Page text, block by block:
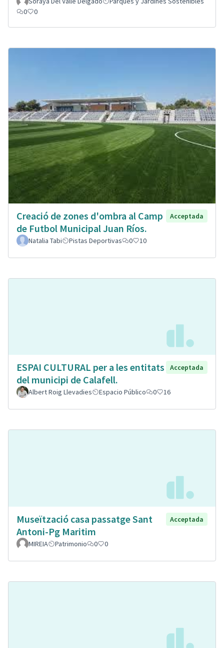
0
0
Creació de zones d'ombra al Camp
de Futbol Municipal Juan Ríos.
Acceptada
Natalia Tabi Pistas Deportivas 0 10
ESPAI CULTURAL per a les entitats
del municipi de Calafell.
Acceptada
Albert Roig Llevadies Espacio Público 0 16
Museïtzació casa passatge Sant
Antoni-Pg Maritim
Acceptada
MIREIA Patrimonio 0 0